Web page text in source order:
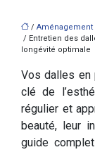
/
/ Entretien des
longévité optimale
Vos dalles en
clé de
régulier et
beauté, leur
guide